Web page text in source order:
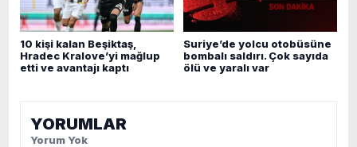
10 kişi kalan Beşiktaş,
Hradec Kralove’yi mağlup
etti ve avantajı kaptı
Suriye’de yolcu otobüsüne
bombalı saldırı. Çok sayıda
ölü ve yaralı var
YORUMLAR
Yorum Yok